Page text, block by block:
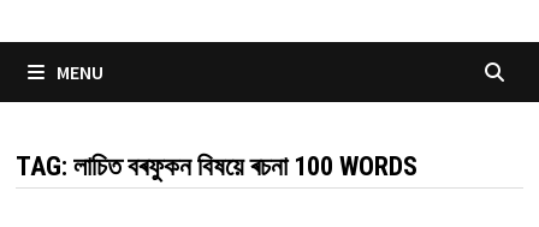
MENU
TAG: লাচিত বৰফুকন বিষয়ে ৰচনা 100 WORDS